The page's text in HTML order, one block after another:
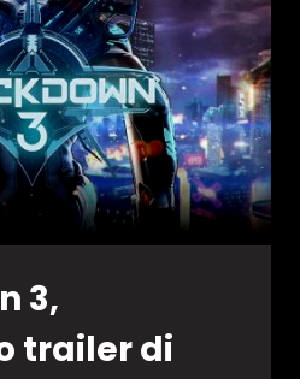
3,
trailer di